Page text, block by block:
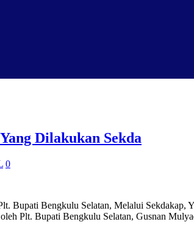
Dilakukan Sekda
0
Bupati Bengkulu Selatan, Melalui Sekdakap,
Plt. Bupati Bengkulu Selatan, Gusnan